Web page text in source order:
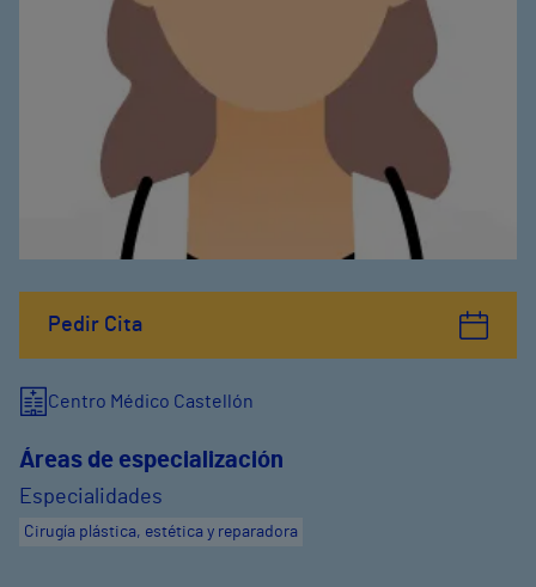
Pedir Cita
Centro Médico Castellón
Áreas de especialización
Especialidades
Cirugía plástica, estética y reparadora